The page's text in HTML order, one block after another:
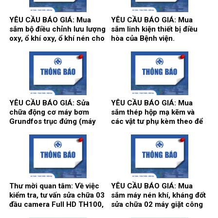
YÊU CẦU BÁO GIÁ: Mua
sắm bộ điều chỉnh lưu lượng
oxy, ổ khí oxy, ổ khí nén cho
YÊU CẦU BÁO GIÁ: Mua
sắm linh kiện thiết bị điều
hòa của Bệnh viện.
YÊU CẦU BÁO GIÁ: Sửa
chữa động cơ máy bơm
Grundfos trục đứng (máy
trục ngang (máy bơm số 3)
tại trạm bơm nước tổng của
Bệnh viện.
YÊU CẦU BÁO GIÁ: Mua
sắm thép hộp mạ kẽm và
các vật tư phụ kèm theo để
làm vách, cửa, điều hòa
thông gió phục vụ hoạt động
theo yêu cầu tại Bệnh viện.
Thư mời quan tâm: Về việc
kiểm tra, tư vấn sửa chữa 03
đầu camera Full HD TH100,
YÊU CẦU BÁO GIÁ: Mua
sắm máy nén khí, kháng đốt
sửa chữa 02 máy giặt công